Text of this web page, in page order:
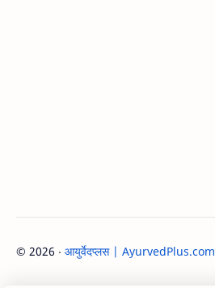
© 2026 ‧ आयुर्वेदप्लस | AyurvedPlus.com